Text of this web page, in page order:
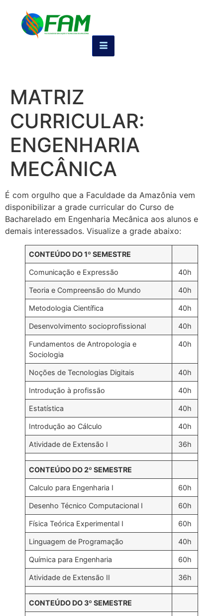
MATRIZ
CURRICULAR:
ENGENHARIA
MECÂNICA
É com orgulho que a Faculdade da Amazônia vem
disponibilizar a grade curricular do Curso de
Bacharelado em Engenharia Mecânica aos alunos e
demais interessados. Visualize a grade abaixo:
CONTEÚDO DO 1º SEMESTRE
Comunicação e Expressão 40h
Teoria e Compreensão do Mundo 40h
Metodologia Científica 40h
Desenvolvimento socioprofissional 40h
Fundamentos de Antropologia e
Sociologia
40h
Noções de Tecnologias Digitais 40h
Introdução à profissão 40h
Estatística 40h
Introdução ao Cálculo 40h
Atividade de Extensão I 36h
CONTEÚDO DO 2º SEMESTRE
Calculo para Engenharia I 60h
Desenho Técnico Computacional I 60h
Física Teórica Experimental I 60h
Linguagem de Programação 40h
Química para Engenharia 60h
Atividade de Extensão II 36h
CONTEÚDO DO 3º SEMESTRE